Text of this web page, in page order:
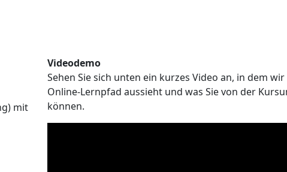
mit
Videodemo
Sehen Sie sich unten ein kurzes Video an, in dem
Online-Lernpfad aussieht und was Sie von der
können.